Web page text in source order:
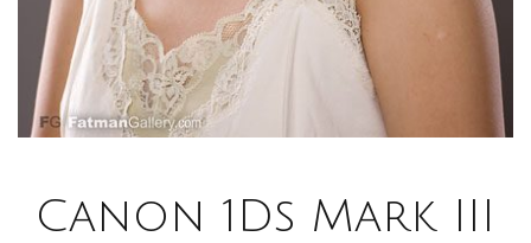
Canon 1Ds Mark III